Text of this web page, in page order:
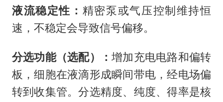
液流稳定性： 精密泵或气压控制维持恒
速，不稳定会导致信号偏移。
分选功能（选配）：增加充电电路和偏转
板，细胞在液滴形成瞬间带电，经电场偏
转到收集管。分选精度、纯度、得率是核